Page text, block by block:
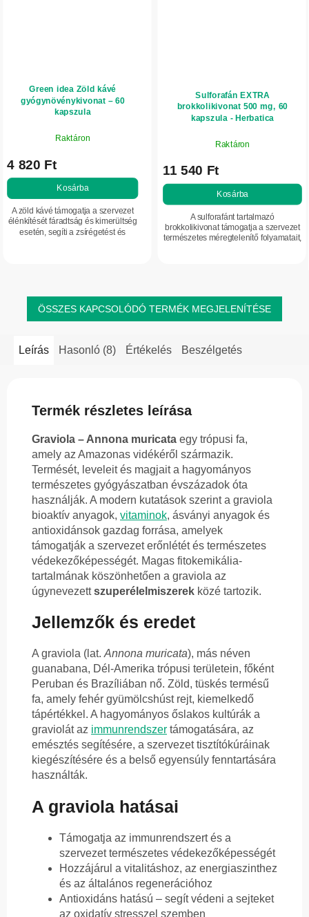
Green idea Zöld kávé
gyógynövénykivonat – 60
kapszula
Raktáron
4 820 Ft
Kosárba
A zöld kávé támogatja a szervezet
élénkítését fáradtság és kimerültség
esetén, segíti a zsírégetést és
Sulforafán EXTRA
brokkolikivonat 500 mg, 60
kapszula - Herbatica
Raktáron
11 540 Ft
Kosárba
A sulforafánt tartalmazó
brokkolikivonat támogatja a szervezet
természetes méregtelenítő folyamatait,
ÖSSZES KAPCSOLÓDÓ TERMÉK MEGJELENÍTÉSE
Leírás Hasonló (8) Értékelés Beszélgetés
Termék részletes leírása
Graviola – Annona muricata egy trópusi fa,
amely az Amazonas vidékéről származik.
Termését, leveleit és magjait a hagyományos
természetes gyógyászatban évszázadok óta
használják. A modern kutatások szerint a graviola
bioaktív anyagok, vitaminok, ásványi anyagok és
antioxidánsok gazdag forrása, amelyek
támogatják a szervezet erőnlétét és természetes
védekezőképességét. Magas fitokemikália-
tartalmának köszönhetően a graviola az
úgynevezettszuperélelmiszerek közé tartozik.
Jellemzők és eredet
A graviola (lat. Annona muricata), más néven
guanabana, Dél-Amerika trópusi területein, főként
Peruban és Brazíliában nő. Zöld, tüskés termésű
fa, amely fehér gyümölcshúst rejt, kiemelkedő
tápértékkel. A hagyományos őslakos kultúrák a
graviolát az immunrendszer támogatására, az
emésztés segítésére, a szervezet tisztítókúráinak
kiegészítésére és a belső egyensúly fenntartására
használták.
A graviola hatásai
Támogatja az immunrendszert és a
szervezet természetes védekezőképességét
Hozzájárul a vitalitáshoz, az energiaszinthez
és az általános regenerációhoz
Antioxidáns hatású – segít védeni a sejteket
az oxidatív stresszel szemben